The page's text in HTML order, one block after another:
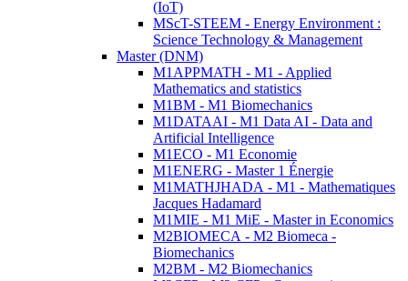
(IoT)
MScT-STEEM - Energy Environment :
Science Technology & Management
Master (DNM)
M1APPMATH - M1 - Applied
Mathematics and statistics
M1BM - M1 Biomechanics
M1DATAAI - M1 Data AI - Data and
Artificial Intelligence
M1ECO - M1 Economie
M1ENERG - Master 1 Énergie
M1MATHJHADA - M1 - Mathematiques
Jacques Hadamard
M1MIE - M1 MiE - Master in Economics
M2BIOMECA - M2 Biomeca -
Biomechanics
M2BM - M2 Biomechanics